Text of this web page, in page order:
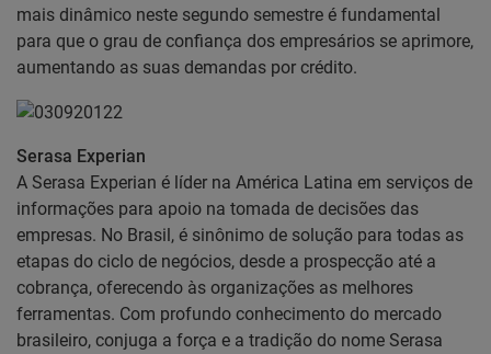
mais dinâmico neste segundo semestre é fundamental
para que o grau de confiança dos empresários se aprimore,
aumentando as suas demandas por crédito.
Serasa Experian
A Serasa Experian é líder na América Latina em serviços de
informações para apoio na tomada de decisões das
empresas. No Brasil, é sinônimo de solução para todas as
etapas do ciclo de negócios, desde a prospecção até a
cobrança, oferecendo às organizações as melhores
ferramentas. Com profundo conhecimento do mercado
brasileiro, conjuga a força e a tradição do nome Serasa